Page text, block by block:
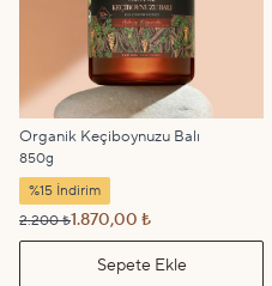
Organik Keçiboynuzu Balı
850g
%15 İndirim
2.200 ₺1.870,00 ₺
Sepete Ekle